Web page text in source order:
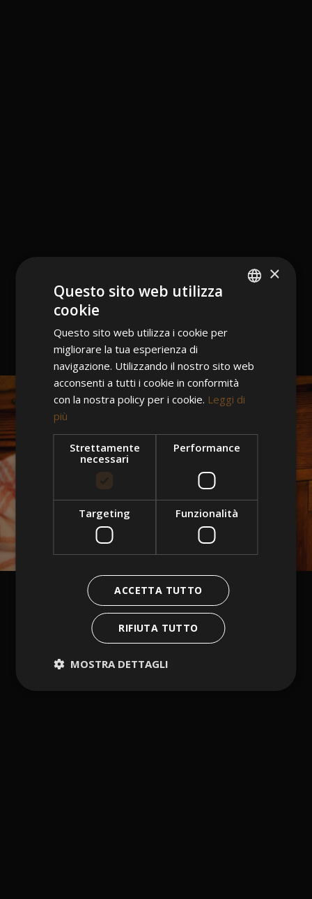
×
Questo sito web utilizza
cookie
Questo sito web utilizza i cookie per
migliorare la tua esperienza di
navigazione. Utilizzando il nostro sito web
acconsenti a tutti i cookie in conformità
con la nostra policy per i cookie. Leggi di
più
Strettamente
necessari
Performance
Targeting Funzionalità
ACCETTA TUTTO
RIFIUTA TUTTO
MOSTRA DETTAGLI